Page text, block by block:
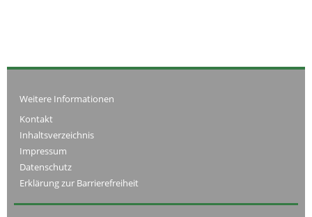
Weitere Informationen
Kontakt
Inhaltsverzeichnis
Impressum
Datenschutz
Erklärung zur Barrierefreiheit